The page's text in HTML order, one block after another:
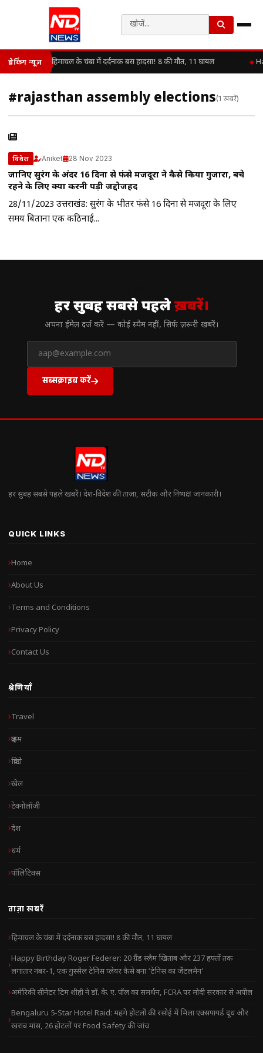
ब्रेकिंग न्यूज़ हिमाचल के चंबा में दर्दनाक बस हादसा! 8 की मौत, 11 घायल
#rajasthan assembly elections(1 खबरें)
विदेश Aniket 28 Nov 2023
जानिए सुरंग के अंदर 16 दिनों से फंसे मजदूरों ने कैसे किया गुजारा, बचे
रहने के लिए क्या करनी पड़ी जद्दोजहद
28/11/2023 उत्तराखंड: सुरंग के भीतर फंसे 16 दिनों से मजदूरों के लिए
समय बिताना एक कठिनाई...
हर सुबह सबसे पहलेख़बरें।
अपना ईमेल दर्ज करें — कोई स्पैम नहीं, सिर्फ ज़रूरी खबरें।
सब्सक्राइब करें
हर सुबह सबसे पहले खबरें। देश-विदेश की ताज़ा, सटीक और निष्पक्ष जानकारी।
QUICK LINKS
Home
About Us
Terms and Conditions
Privacy Policy
Contact Us
श्रेणियाँ
Travel
क्राइम
क्रिप्टो
खेल
टेक्नोलॉजी
देश
धर्म
पॉलिटिक्स
ताज़ा खबरें
हिमाचल के चंबा में दर्दनाक बस हादसा! 8 की मौत, 11 घायल
Happy Birthday Roger Federer: 20 ग्रैंड स्लैम खिताब और 237 हफ्तों तक
लगातार नंबर-1, एक गुस्सैल टेनिस प्लेयर कैसे बना ‘टेनिस का जेंटलमैन’
अमेरिकी सीनेटर टिम शीही ने डॉ. के. ए. पॉल का समर्थन, FCRA पर मोदी सरकार से अपील
Bengaluru 5-Star Hotel Raid: महंगे होटलों की रसोई में मिला एक्सपायर्ड दूध और
खराब मांस, 26 होटलों पर Food Safety की जांच